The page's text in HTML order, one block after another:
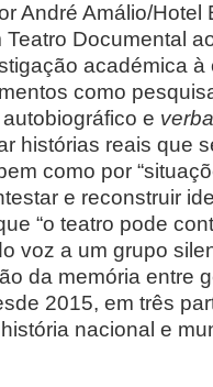
André Amálio/Hotel
Documental
académica à
como
e
histórias reais que
como por
e reconstruir
“o teatro pode
voz a um grupo
da memória entre
2015, em três
nacional e